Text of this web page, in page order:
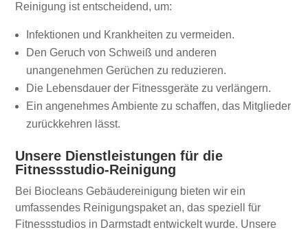
Reinigung ist entscheidend, um:
Infektionen und Krankheiten zu vermeiden.
Den Geruch von Schweiß und anderen
unangenehmen Gerüchen zu reduzieren.
Die Lebensdauer der Fitnessgeräte zu verlängern.
Ein angenehmes Ambiente zu schaffen, das Mitglieder
zurückkehren lässt.
Unsere Dienstleistungen für die
Fitnessstudio-Reinigung
Bei Biocleans Gebäudereinigung bieten wir ein
umfassendes Reinigungspaket an, das speziell für
Fitnessstudios in Darmstadt entwickelt wurde. Unsere